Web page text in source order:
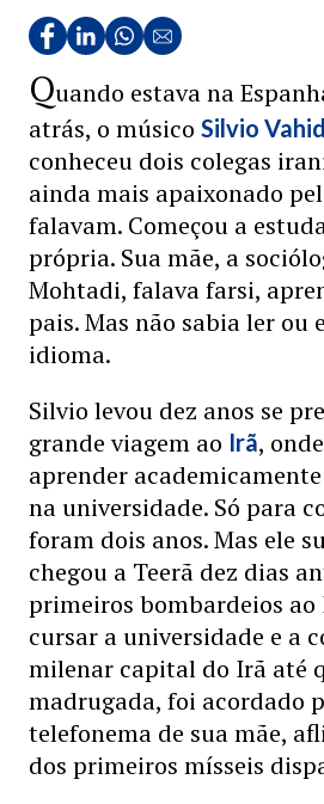
Quando estava na
atrás, o músico Silvio
conheceu dois colegas
ainda mais apaixonado
falavam. Começou a
própria. Sua mãe, a
Mohtadi, falava farsi,
pais. Mas não sabia ler ou
idioma.
Silvio levou dez anos se
grande viagem ao Irã,
aprender
na universidade. Só para
foram dois anos. Mas ele
chegou a Teerã dez dias
primeiros bombardeios ao
cursar a universidade e a
milenar capital do Irã até
madrugada, foi acordado
telefonema de sua mãe,
dos primeiros mísseis